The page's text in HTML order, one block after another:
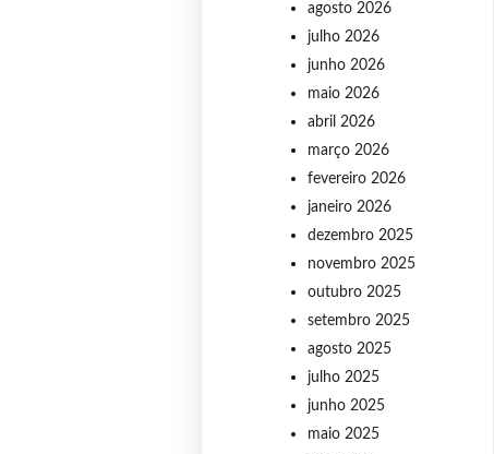
agosto 2026
julho 2026
junho 2026
maio 2026
abril 2026
março 2026
fevereiro 2026
janeiro 2026
dezembro 2025
novembro 2025
outubro 2025
setembro 2025
agosto 2025
julho 2025
junho 2025
maio 2025